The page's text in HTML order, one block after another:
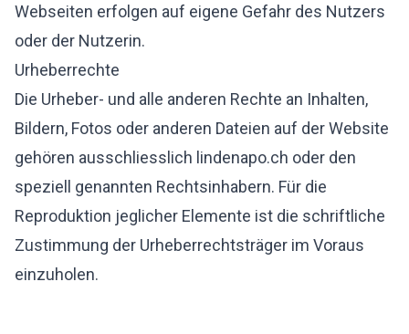
Webseiten erfolgen auf eigene Gefahr des Nutzers
oder der Nutzerin.
Urheberrechte
Die Urheber- und alle anderen Rechte an Inhalten,
Bildern, Fotos oder anderen Dateien auf der Website
gehören ausschliesslich lindenapo.ch oder den
speziell genannten Rechtsinhabern. Für die
Reproduktion jeglicher Elemente ist die schriftliche
Zustimmung der Urheberrechtsträger im Voraus
einzuholen.